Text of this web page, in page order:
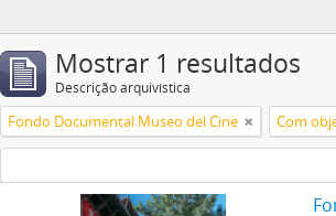
Mostrar 1 resultados
Descrição arquivística
Fondo Documental Museo del Cine Com